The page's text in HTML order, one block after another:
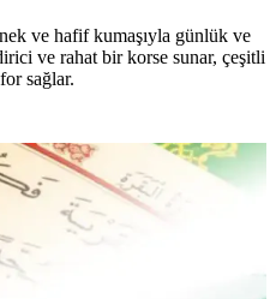
ve hafif kumaşıyla günlük ve
ve rahat bir korse sunar, çeşitli
sağlar.